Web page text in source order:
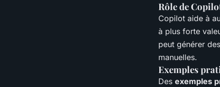
Rôle de
Copilot aide à
à plus forte
peut générer
manuelles.
Exemples
Des exemples